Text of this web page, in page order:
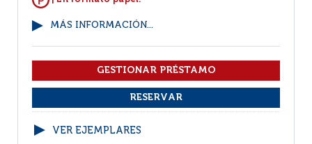
MÁS INFORMACIÓN...
VER EJEMPLARES